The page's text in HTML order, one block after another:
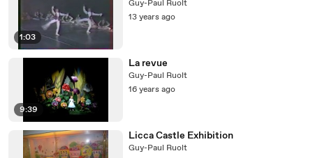
1:03
Guy-Paul Ruolt
13 years ago
9:39
La revue
Guy-Paul Ruolt
16 years ago
Licca Castle Exhibition
Guy-Paul Ruolt